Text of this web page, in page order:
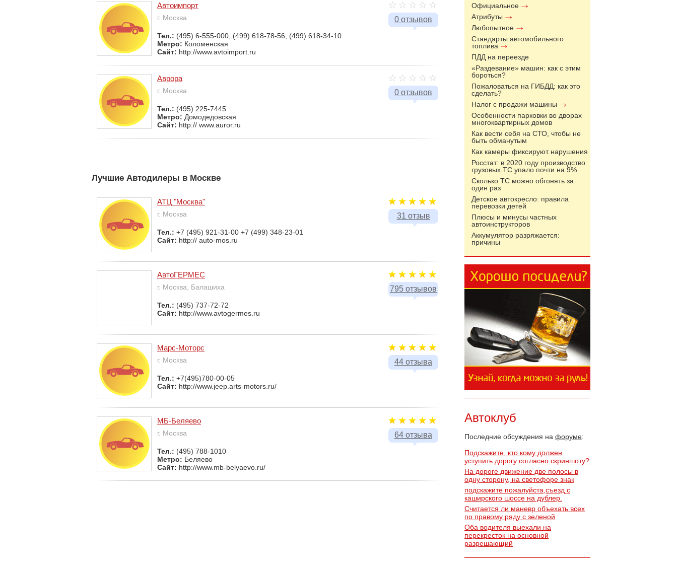
Официальное
Атрибуты
Любопытное
Стандарты автомобильного
топлива
ПДД на переезде
«Раздевание» машин: как с этим
бороться?
Пожаловаться на ГИБДД: как это
сделать?
Налог с продажи машины
Особенности парковки во дворах
многоквартирных домов
Как вести себя на СТО, чтобы не
быть обманутым
Как камеры фиксируют нарушения
Росстат: в 2020 году производство
грузовых ТС упало почти на 9%
Сколько ТС можно обгонять за
один раз
Детское автокресло: правила
перевозки детей
Плюсы и минусы частных
автоинструкторов
Аккумулятор разряжается:
причины
Автоклуб
Последние обсуждения на форуме:
Подскажите, кто кому должен
уступить дорогу согласно скриншоту?
На дороге движение две полосы в
одну сторону, на светофоре знак
подскажите пожалуйста,съезд с
каширского шоссе на дублер.
Считается ли маневр объехать всех
по правому ряду с зеленой
Оба водителя выехали на
перекресток на основной
разрешающий
0 отзывов
Автоимпорт
г. Москва
Тел.: (495) 6-555-000; (499) 618-78-56; (499) 618-34-10
Метро: Коломенская
Сайт: http://www.avtoimport.ru
0 отзывов
Аврора
г. Москва
Тел.: (495) 225-7445
Метро: Домодедовская
Сайт: http:// www.auror.ru
Лучшие Автодилеры в Москве
31 отзыв
АТЦ "Москва"
г. Москва
Тел.: +7 (495) 921-31-00 +7 (499) 348-23-01
Сайт: http:// auto-mos.ru
795 отзывов
АвтоГЕРМЕС
г. Москва, Балашиха
Тел.: (495) 737-72-72
Сайт: http://www.avtogermes.ru
44 отзыва
Марс-Моторс
г. Москва
Тел.: +7(495)780-00-05
Сайт: http://www.jeep.arts-motors.ru/
64 отзыва
МБ-Беляево
г. Москва
Тел.: (495) 788-1010
Метро: Беляево
Сайт: http://www.mb-belyaevo.ru/